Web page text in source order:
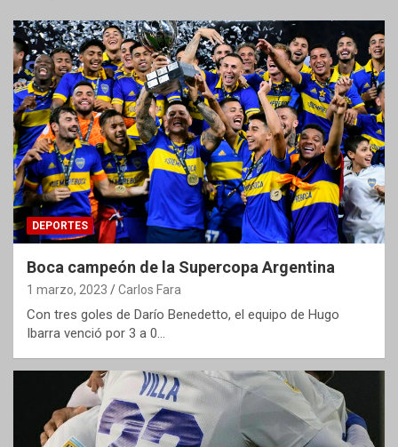
DEPORTES
Boca campeón de la Supercopa Argentina
1 marzo, 2023 Carlos Fara
Con tres goles de Darío Benedetto, el equipo de Hugo
Ibarra venció por 3 a 0…